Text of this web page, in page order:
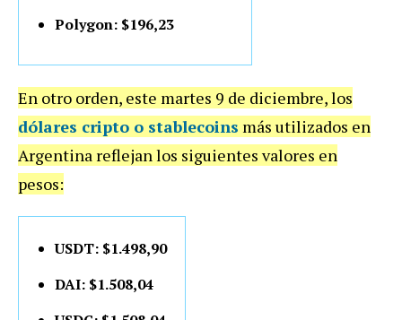
Polygon: $196,23
En otro orden, este martes 9 de diciembre, los
dólares cripto o stablecoins más utilizados en
Argentina reflejan los siguientes valores en
pesos:
USDT: $1.498,90
DAI: $1.508,04